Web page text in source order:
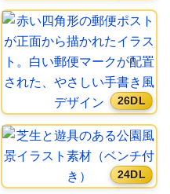
26DL
24DL